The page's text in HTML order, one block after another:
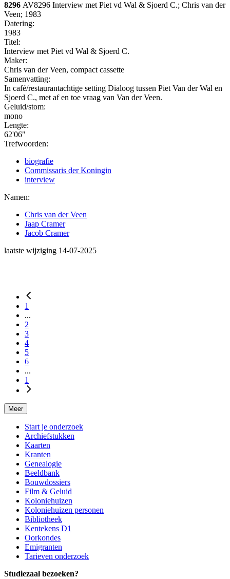
8296 AV8296 Interview met Piet vd Wal & Sjoerd C.; Chris van der
Veen; 1983
Datering:
1983
Titel:
Interview met Piet vd Wal & Sjoerd C.
Maker:
Chris van der Veen, compact cassette
Samenvatting:
In café/restaurantachtige setting Dialoog tussen Piet Van der Wal en
Sjoerd C., met af en toe vraag van Van der Veen.
Geluid/stom:
mono
Lengte:
62'06"
Trefwoorden:
biografie
Commissaris der Koningin
interview
Namen:
Chris van der Veen
Jaap Cramer
Jacob Cramer
laatste wijziging 14-07-2025
1
...
2
3
4
5
6
...
1
Meer
Start je onderzoek
Archiefstukken
Kaarten
Kranten
Genealogie
Beeldbank
Bouwdossiers
Film & Geluid
Koloniehuizen
Koloniehuizen personen
Bibliotheek
Kentekens D1
Oorkondes
Emigranten
Tarieven onderzoek
Studiezaal bezoeken?